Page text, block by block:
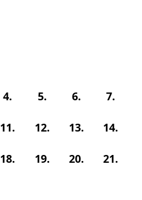
4. 5. 6. 7.
11. 12. 13. 14.
18. 19. 20. 21.